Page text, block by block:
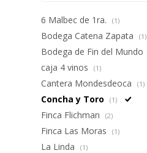
6 Malbec de 1ra. (1)
Bodega Catena Zapata (1)
Bodega de Fin del Mundo
caja 4 vinos (1)
Cantera Mondesdeoca (1)
Concha y Toro (1)
Finca Flichman (2)
Finca Las Moras (1)
La Linda (1)